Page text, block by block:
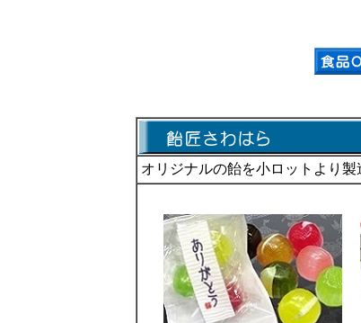
オリジナルの飴を小ロットより